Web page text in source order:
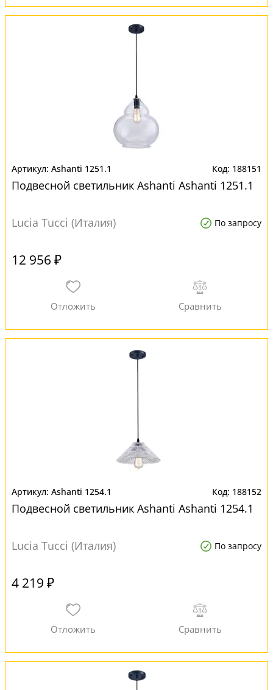
Ashanti 1251.1 188151
Подвесной светильник Ashanti Ashanti 1251.1
Lucia Tucci (Италия) По запросу
12 956 ₽
Ashanti 1254.1 188152
Подвесной светильник Ashanti Ashanti 1254.1
Lucia Tucci (Италия) По запросу
4 219 ₽